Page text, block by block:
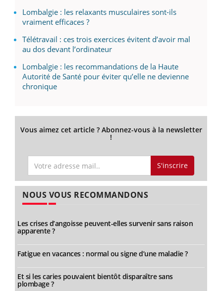
Lombalgie : les relaxants musculaires sont-ils
vraiment efficaces ?
Télétravail : ces trois exercices évitent d’avoir mal
au dos devant l’ordinateur
Lombalgie : les recommandations de la Haute
Autorité de Santé pour éviter qu’elle ne devienne
chronique
Vous aimez cet article ? Abonnez-vous à la newsletter
!
S'inscrire
NOUS VOUS RECOMMANDONS
Les crises d’angoisse peuvent-elles survenir sans raison
apparente ?
Fatigue en vacances : normal ou signe d’une maladie ?
Et si les caries pouvaient bientôt disparaître sans
plombage ?